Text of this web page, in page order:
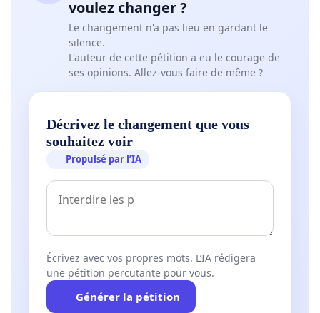
voulez changer ?
Le changement n'a pas lieu en gardant le
silence.
L'auteur de cette pétition a eu le courage de
ses opinions. Allez-vous faire de même ?
Décrivez le changement que vous
souhaitez voir
Propulsé par l’IA
Écrivez avec vos propres mots. L’IA rédigera
une pétition percutante pour vous.
Générer la pétition